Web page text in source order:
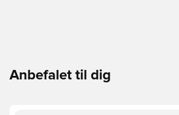
Anbefalet til dig